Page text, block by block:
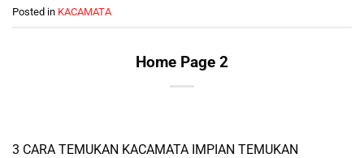
Posted in KACAMATA
Home Page 2
3 CARA TEMUKAN KACAMATA IMPIAN TEMUKAN